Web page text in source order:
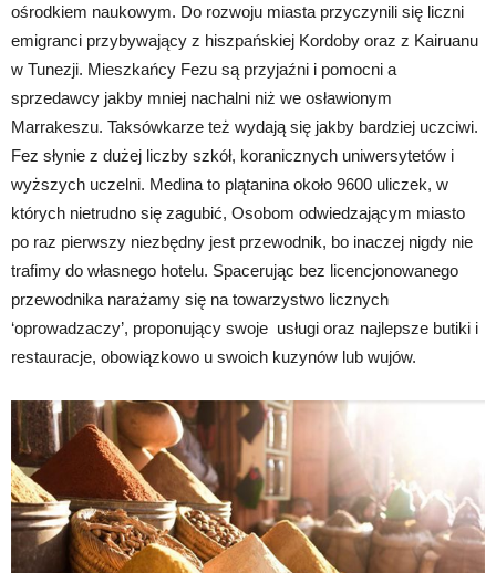
ośrodkiem naukowym. Do rozwoju miasta przyczynili się liczni
emigranci przybywający z hiszpańskiej Kordoby oraz z Kairuanu
w Tunezji. Mieszkańcy Fezu są przyjaźni i pomocni a
sprzedawcy jakby mniej nachalni niż we osławionym
Marrakeszu. Taksówkarze też wydają się jakby bardziej uczciwi.
Fez słynie z dużej liczby szkół, koranicznych uniwersytetów i
wyższych uczelni. Medina to plątanina około 9600 uliczek, w
których nietrudno się zagubić, Osobom odwiedzającym miasto
po raz pierwszy niezbędny jest przewodnik, bo inaczej nigdy nie
trafimy do własnego hotelu. Spacerując bez licencjonowanego
przewodnika narażamy się na towarzystwo licznych
‘oprowadzaczy’, proponujący swoje usługi oraz najlepsze butiki i
restauracje, obowiązkowo u swoich kuzynów lub wujów.